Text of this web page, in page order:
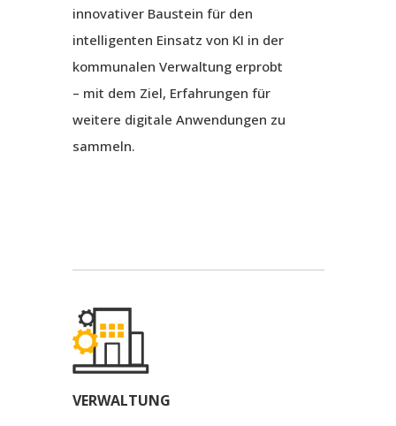
innovativer Baustein für den
intelligenten Einsatz von KI in der
kommunalen Verwaltung erprobt
– mit dem Ziel, Erfahrungen für
weitere digitale Anwendungen zu
sammeln.
VERWALTUNG